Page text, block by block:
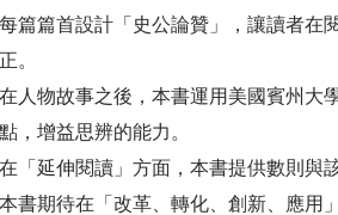
篇篇首設計「史公論贊」，讓讀者在
。
人物故事之後，本書運用美國賓州大
，增益思辨的能力。
「延伸閱讀」方面，本書提供數則與
書期待在「改革、轉化、創新、應用